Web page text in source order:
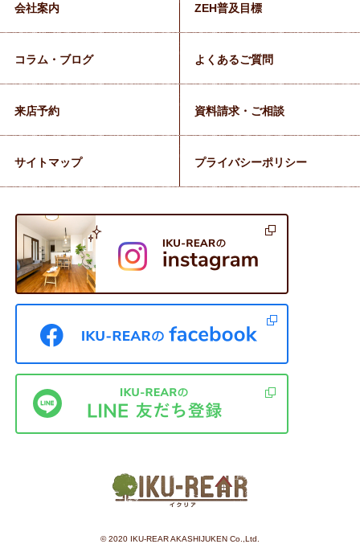
©︎ 2020 IKU-REAR AKASHIJUKEN Co.,Ltd.
会社案内 ZEH普及目標
コラム・ブログ よくあるご質問
来店予約 資料請求・ご相談
サイトマップ プライバシーポリシー